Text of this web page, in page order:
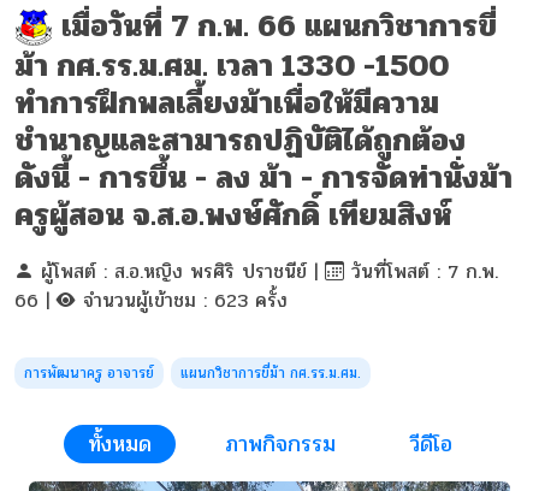
เมื่อวันที่ 7 ก.พ. 66 แผนกวิชาการขี่
ม้า กศ.รร.ม.ศม. เวลา 1330 -1500
ทำการฝึกพลเลี้ยงม้าเพื่อให้มีความ
ชำนาญและสามารถปฏิบัติได้ถูกต้อง
ดังนี้ - การขึ้น - ลง ม้า - การจัดท่านั่งม้า
ครูผู้สอน จ.ส.อ.พงษ์ศักดิ์ เทียมสิงห์
ผู้โพสต์ : ส.อ.หญิง พรศิริ ปราชนีย์ |
วันที่โพสต์ : 7 ก.พ.
66 |
จำนวนผู้เข้าชม : 623 ครั้ง
การพัฒนาครู อาจารย์ แผนกวิชาการขี่ม้า กศ.รร.ม.ศม.
ทั้งหมด ภาพกิจกรรม วีดีโอ